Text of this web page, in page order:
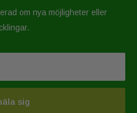
om nya möjligheter eller
sig